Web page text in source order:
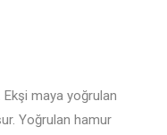
Ekşi maya yoğrulan
Yoğrulan hamur